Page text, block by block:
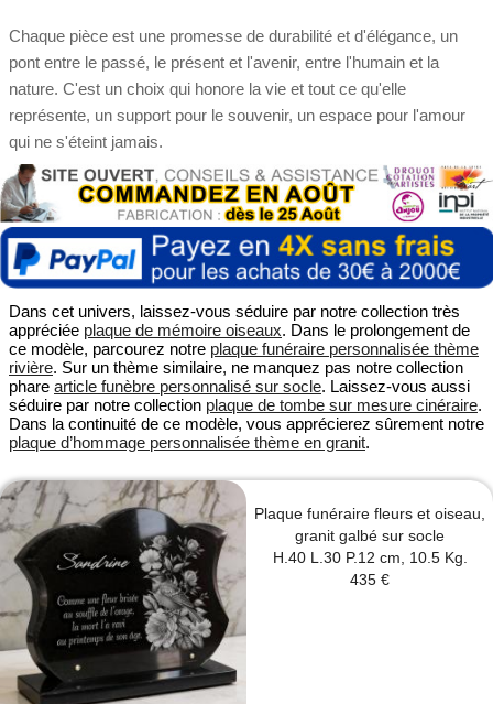
Chaque pièce est une promesse de durabilité et d'élégance, un
pont entre le passé, le présent et l'avenir, entre l'humain et la
nature. C'est un choix qui honore la vie et tout ce qu'elle
représente, un support pour le souvenir, un espace pour l'amour
qui ne s'éteint jamais.
Dans cet univers, laissez-vous séduire par notre collection très
appréciée plaque de mémoire oiseaux. Dans le prolongement de
ce modèle, parcourez notre plaque funéraire personnalisée thème
rivière. Sur un thème similaire, ne manquez pas notre collection
phare article funèbre personnalisé sur socle. Laissez-vous aussi
séduire par notre collection plaque de tombe sur mesure cinéraire.
Dans la continuité de ce modèle, vous apprécierez sûrement notre
plaque d’hommage personnalisée thème en granit.
Plaque funéraire fleurs et oiseau,
granit galbé sur socle
H.40 L.30 P.12 cm, 10.5 Kg.
435 €